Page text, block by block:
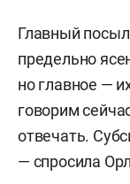
Главный
предельно
но главное —
говорим
отвечать.
— спросила